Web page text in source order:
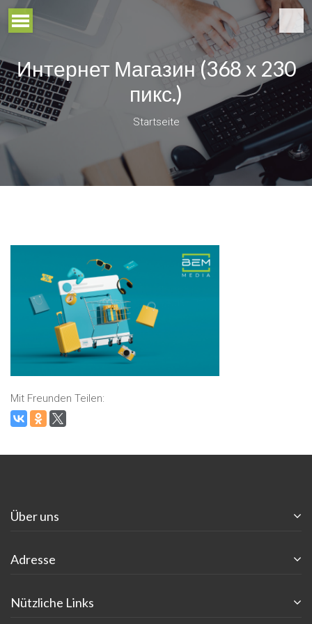
Интернет Магазин (368 x 230
пикс.)
Startseite
Mit Freunden Teilen:
Über uns
Adresse
Nützliche Links